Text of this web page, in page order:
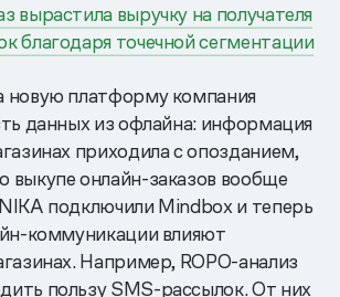
вырастила выручку на получателя
благодаря точечной сегментации
новую платформу компания
данных из офлайна: информация
приходила с опозданием,
выкупе онлайн-заказов вообще
подключили Mindbox и теперь
коммуникации влияют
Например, ROPO-анализ
пользу SMS-рассылок. От них